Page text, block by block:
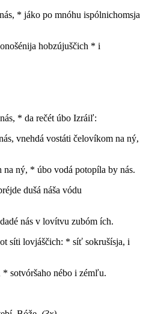
* jáko po mnóhu ispólnichomsja
hobzújuščich * i
* da rečét úbo Izráiľ:
vnehdá vostáti čelovíkom na ný,
ný, * úbo vodá potopíla by nás.
dušá náša vódu
nás v lovítvu zubóm ích.
síti lovjáščich: * síť sokrušísja, i
* sotvóršaho nébo i zémľu.